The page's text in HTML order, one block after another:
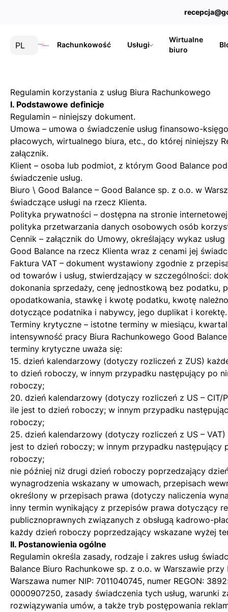
PL Rachunkowość Usługi
Wirtualne
biuro
Regulamin korzystania z usług Biura Rachunkowego
I. Podstawowe definicje
Regulamin – niniejszy dokument.
Umowa – umowa o świadczenie usług finansowo-
płacowych, wirtualnego biura, etc., do której niniejszy
załącznik.
Klient – osoba lub podmiot, z którym Good Balance
świadczenie usług.
Biuro \ Good Balance – Good Balance sp. z o.o. w
świadczące usługi na rzecz Klienta.
Polityka prywatności – dostępna na stronie
polityka przetwarzania danych osobowych osób
Cennik – załącznik do Umowy, określający wykaz
Good Balance na rzecz Klienta wraz z cenami jej
Faktura VAT – dokument wystawiony zgodnie z
od towarów i usług, stwierdzający w szczególności:
dokonania sprzedaży, cenę jednostkową bez podatku,
opodatkowania, stawkę i kwotę podatku, kwotę
dotyczące podatnika i nabywcy, jego duplikat i korektę.
Terminy krytyczne – istotne terminy w miesiącu,
intensywność pracy Biura Rachunkowego Good
terminy krytyczne uważa się:
15. dzień kalendarzowy (dotyczy rozliczeń z ZUS)
to dzień roboczy, w innym przypadku następujący po
roboczy;
20. dzień kalendarzowy (dotyczy rozliczeń z US – CIT/
ile jest to dzień roboczy; w innym przypadku
roboczy;
25. dzień kalendarzowy (dotyczy rozliczeń z US –
jest to dzień roboczy; w innym przypadku następujący
roboczy;
nie później niż drugi dzień roboczy poprzedzający
wynagrodzenia wskazany w umowach, przepisach
określony w przepisach prawa (dotyczy naliczenia
inny termin wynikający z przepisów prawa dotyczący
publicznoprawnych związanych z obsługą kadrowo-
każdy dzień roboczy poprzedzający wskazane wyżej
II. Postanowienia ogólne
Regulamin określa zasady, rodzaje i zakres usług
Balance Biuro Rachunkowe sp. z o.o. w Warszawie
Warszawa numer NIP: 7011040745, numer REGON:
0000907250, zasady świadczenia tych usług, warunki
rozwiązywania umów, a także tryb postępowania